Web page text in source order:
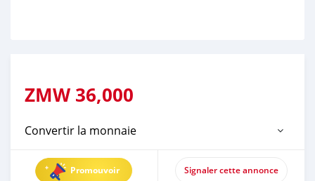
ZMW 36,000
Convertir la monnaie
Promouvoir Signaler cette annonce